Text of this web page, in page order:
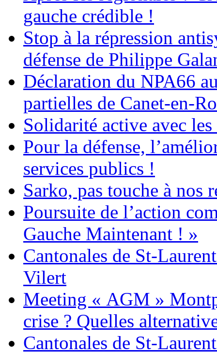
gauche crédible !
Stop à la répression
défense de Philippe
Déclaration du NPA66
partielles de Canet-en-
Solidarité active avec
Pour la défense,
services publics !
Sarko, pas touche à nos
Poursuite de l’action
Gauche Maintenant ! »
Cantonales de St-
Vilert
Meeting « AGM »
crise ? Quelles
Cantonales de St-